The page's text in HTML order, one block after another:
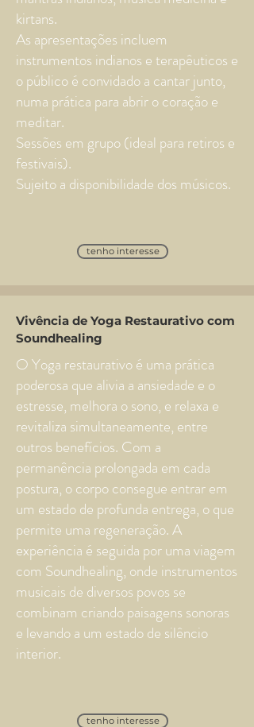
kirtans.
As apresentações incluem
instrumentos indianos e terapêuticos e
o público é convidado a cantar junto,
numa prática para abrir o coração e
meditar.
Sessões em grupo (ideal para retiros e
festivais).
Sujeito a disponibilidade dos músicos.
tenho interesse
Vivência de Yoga Restaurativo com
Soundhealing
O Yoga restaurativo é uma prática
poderosa que alivia a ansiedade e o
estresse, melhora o sono, e relaxa e
revitaliza simultaneamente, entre
outros benefícios. Com a
permanência prolongada em cada
postura, o corpo consegue entrar em
um estado de profunda entrega, o que
permite uma regeneração. A
experiência é seguida por uma viagem
com Soundhealing, onde instrumentos
musicais de diversos povos se
combinam criando paisagens sonoras
e levando a um estado de silêncio
interior.
tenho interesse